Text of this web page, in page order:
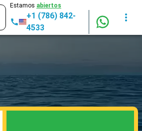
Estamos abiertos
+1 (786) 842-
4533